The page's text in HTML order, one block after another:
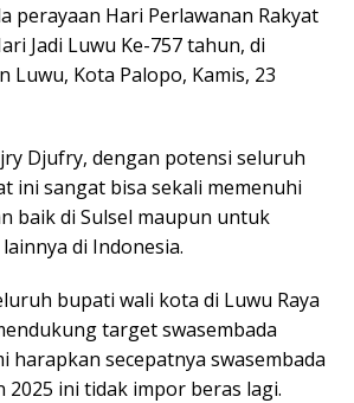
perayaan Hari Perlawanan Rakyat
Jadi Luwu Ke-757 tahun, di
Luwu, Kota Palopo, Kamis, 23
Djufry, dengan potensi seluruh
ini sangat bisa sekali memenuhi
baik di Sulsel maupun untuk
di Indonesia.
bupati wali kota di Luwu Raya
target swasembada
harapkan secepatnya swasembada
2025 ini tidak impor beras lagi.